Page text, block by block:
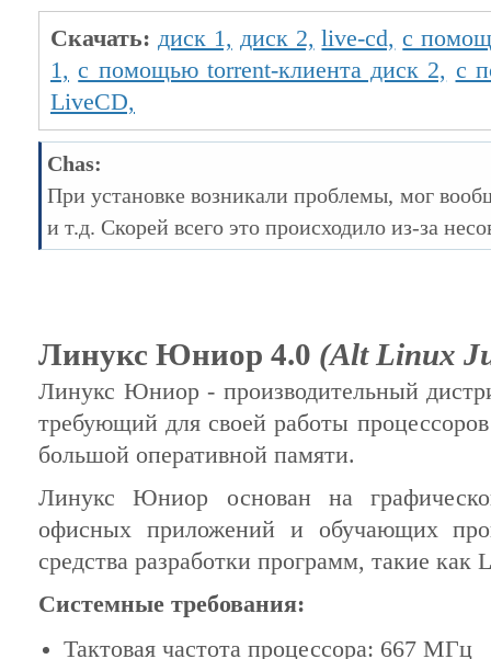
Скачать: диск 1, диск 2, live-cd, c
1, c помощью torrent-клиента диск 2, c
LiveCD,
Chas:
При установке возникали проблемы, мог
и т.д. Скорей всего это происходило из-за
Линукс Юниор 4.0 (Alt Linux
Линукс Юниор - производительный
требующий для своей работы
большой оперативной памяти.
Линукс Юниор основан на
офисных приложений и обучающих
средства разработки программ, такие как
Системные требования:
Тактовая частота процессора: 667 МГц